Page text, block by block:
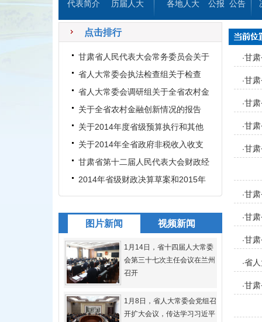
代表简介
历届人大
各地人大
公报 公告
点击排行
甘肃省人民代表大会常务委员会关于
罢免冯杰的第十二届全国人
省人大常委会执法检查组关于检查
《中华人民共和国水污染防治
省人大常委会调研组关于全省农村金
融创新情况的调研报告（书
关于全省农村金融创新情况的报告
关于2014年度省级预算执行和其他
财政收支的审计工作报告
关于2014年全省政府非税收入收支
管理情况的报告（书面）
甘肃省第十二届人民代表大会财政经
济委员会关于2014年省级财
2014年省级财政决算草案和2015年
上半年全省财政预算执行情况
图片新闻 视频新闻
1月14日，省十四届人大常委
会第三十七次主任会议在兰州
召开
1月8日，省人大常委会党组召
开扩大会议，传达学习习近平
·甘
·甘
·甘
·甘
·甘
·甘
员
·甘
（
·甘
·省
·甘